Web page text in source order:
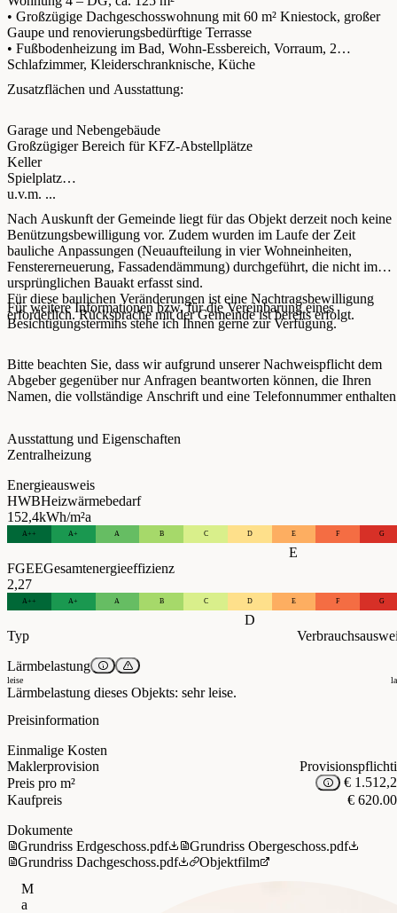
• Großzügige Dachgeschosswohnung mit 60 m² Kniestock, großer
Gaupe und renovierungsbedürftige Terrasse
• Fußbodenheizung im Bad, Wohn-Essbereich, Vorraum, 2
Schlafzimmer, Kleiderschranknische, Küche
Zusatzflächen und Ausstattung:
Garage und Nebengebäude
Großzügiger Bereich für KFZ-Abstellplätze
Keller
Spielplatz
u.v.m. ...
Nach Auskunft der Gemeinde liegt für das Objekt derzeit noch keine
Benützungsbewilligung vor. Zudem wurden im Laufe der Zeit
bauliche Anpassungen (Neuaufteilung in vier Wohneinheiten,
Fenstererneuerung, Fassadendämmung) durchgeführt, die nicht im
ursprünglichen Bauakt erfasst sind.
Für diese baulichen Veränderungen ist eine Nachtragsbewilligung
erforderlich. Rücksprache mit der Gemeinde ist bereits erfolgt.
Für weitere Informationen bzw. für die Vereinbarung eines
Besichtigungstermins stehe ich Ihnen gerne zur Verfügung.
Bitte beachten Sie, dass wir aufgrund unserer Nachweispflicht dem
Abgeber gegenüber nur Anfragen beantworten können, die Ihren
Namen, die vollständige Anschrift und eine Telefonnummer
Ausstattung und Eigenschaften
Zentralheizung
Energieausweis
HWBHeizwärmebedarf
152,4kWh/m²a
A++ A+ A B C D E F G
E
FGEEGesamtenergieeffizienz
2,27
A++ A+ A B C D E F G
D
Typ
Lärmbelastung
leise
Lärmbelastung dieses Objekts: sehr leise.
Preisinformation
Einmalige Kosten
Maklerprovision
Preis pro m²
€
Kaufpreis
€
Dokumente
Grundriss Erdgeschoss.pdf
Grundriss Obergeschoss.pdf
Grundriss Dachgeschoss.pdf
Objektfilm
M
a